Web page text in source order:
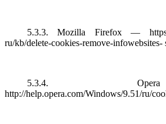
5.3.3. Mozilla Firefox — https://
ru/kb/delete-cookies-remove-infowebsites-
5.3.4.
http://help.opera.com/Windows/9.51/ru/